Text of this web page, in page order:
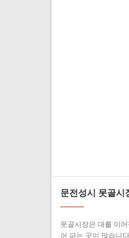
문전성시 못골시
못골시장은 대를 이
어 파는 곳이 많습니